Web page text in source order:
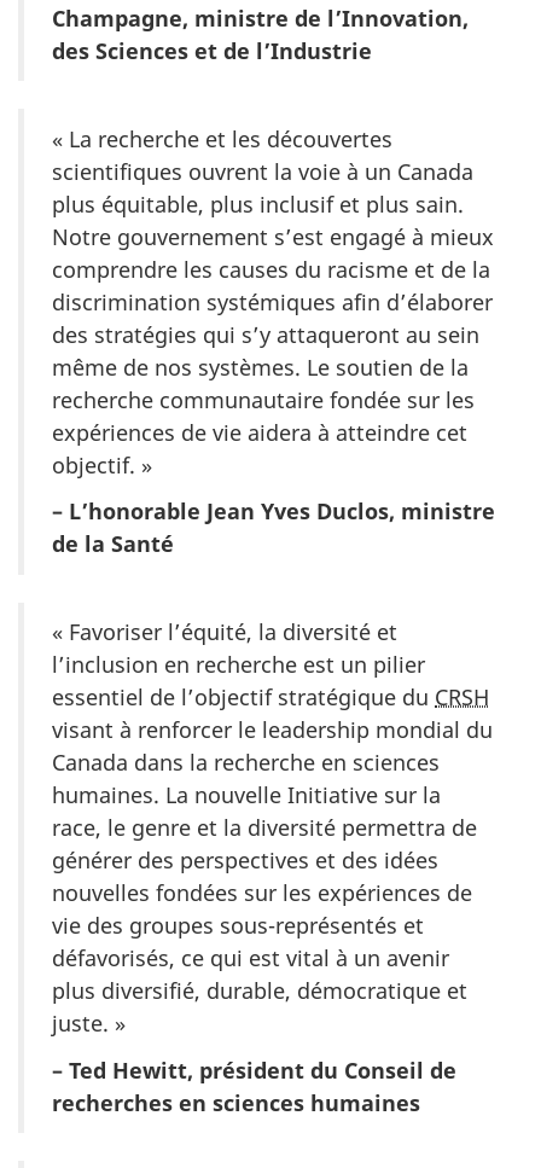
Champagne, ministre de l’Innovation,
des Sciences et de l’Industrie
« La recherche et les découvertes
scientifiques ouvrent la voie à un Canada
plus équitable, plus inclusif et plus sain.
Notre gouvernement s’est engagé à mieux
comprendre les causes du racisme et de la
discrimination systémiques afin d’élaborer
des stratégies qui s’y attaqueront au sein
même de nos systèmes. Le soutien de la
recherche communautaire fondée sur les
expériences de vie aidera à atteindre cet
objectif. »
– L’honorable Jean Yves Duclos, ministre
de la Santé
« Favoriser l’équité, la diversité et
l’inclusion en recherche est un pilier
essentiel de l’objectif stratégique du CRSH
visant à renforcer le leadership mondial du
Canada dans la recherche en sciences
humaines. La nouvelle Initiative sur la
race, le genre et la diversité permettra de
générer des perspectives et des idées
nouvelles fondées sur les expériences de
vie des groupes sous-représentés et
défavorisés, ce qui est vital à un avenir
plus diversifié, durable, démocratique et
juste. »
– Ted Hewitt, président du Conseil de
recherches en sciences humaines